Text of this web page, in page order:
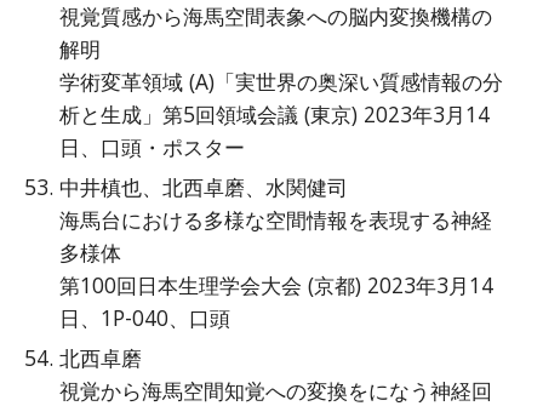
視覚質感から海馬空間表象への脳内変換機構の
解明
学術変革領域 (A)「実世界の奥深い質感情報の分
析と生成」第5回領域会議 (東京) 2023年3月14
日、口頭・ポスター
中井槙也、北西卓磨、水関健司
海馬台における多様な空間情報を表現する神経
多様体
第100回日本生理学会大会 (京都) 2023年3月14
日、1P-040、口頭
北西卓磨
視覚から海馬空間知覚への変換をになう神経回